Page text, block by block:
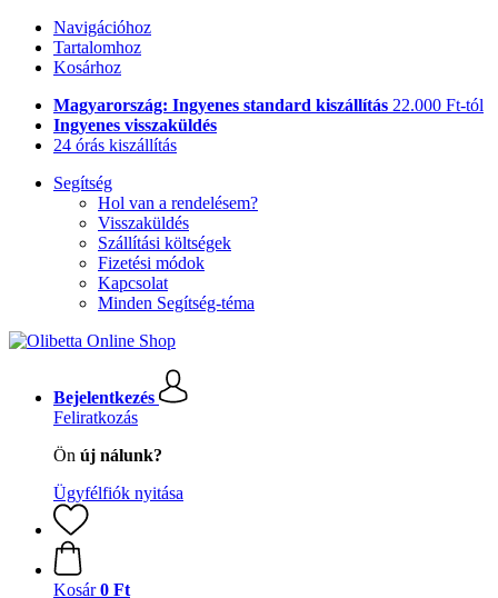
Navigációhoz
Tartalomhoz
Kosárhoz
Magyarország: Ingyenes standard kiszállítás 22.000 Ft-tól
Ingyenes visszaküldés
24 órás kiszállítás
Segítség
Hol van a rendelésem?
Visszaküldés
Szállítási költségek
Fizetési módok
Kapcsolat
Minden Segítség-téma
Bejelentkezés
Feliratkozás
Ön új nálunk?
Ügyfélfiók nyitása
Kosár 0 Ft